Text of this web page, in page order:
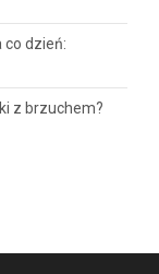
dzień:
z brzuchem?